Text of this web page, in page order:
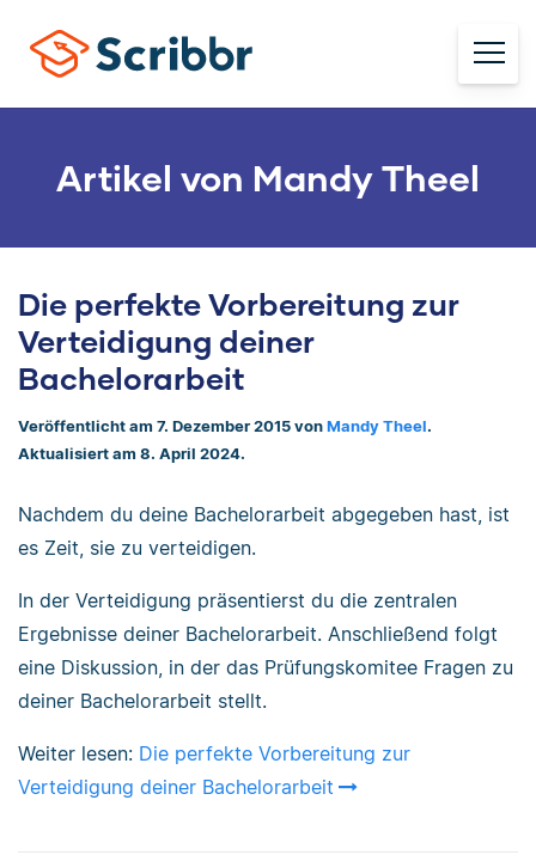
Artikel von Mandy Theel
Die perfekte Vorbereitung zur
Verteidigung deiner
Bachelorarbeit
Veröffentlicht am 7. Dezember 2015 von Mandy Theel.
Aktualisiert am 8. April 2024.
Nachdem du deine Bachelorarbeit abgegeben hast, ist
es Zeit, sie zu verteidigen.
In der Verteidigung präsentierst du die zentralen
Ergebnisse deiner Bachelorarbeit. Anschließend folgt
eine Diskussion, in der das Prüfungskomitee Fragen zu
deiner Bachelorarbeit stellt.
Weiter lesen: Die perfekte Vorbereitung zur
Verteidigung deiner Bachelorarbeit